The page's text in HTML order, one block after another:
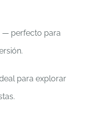
— perfecto para
para explorar